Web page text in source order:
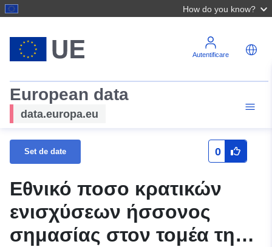
How do you know?
Autentificare
European data
data.europa.eu
Set de date 0
Εθνικό ποσο κρατικών
ενισχύσεων ήσσονος
σημασίας στον τομέα της